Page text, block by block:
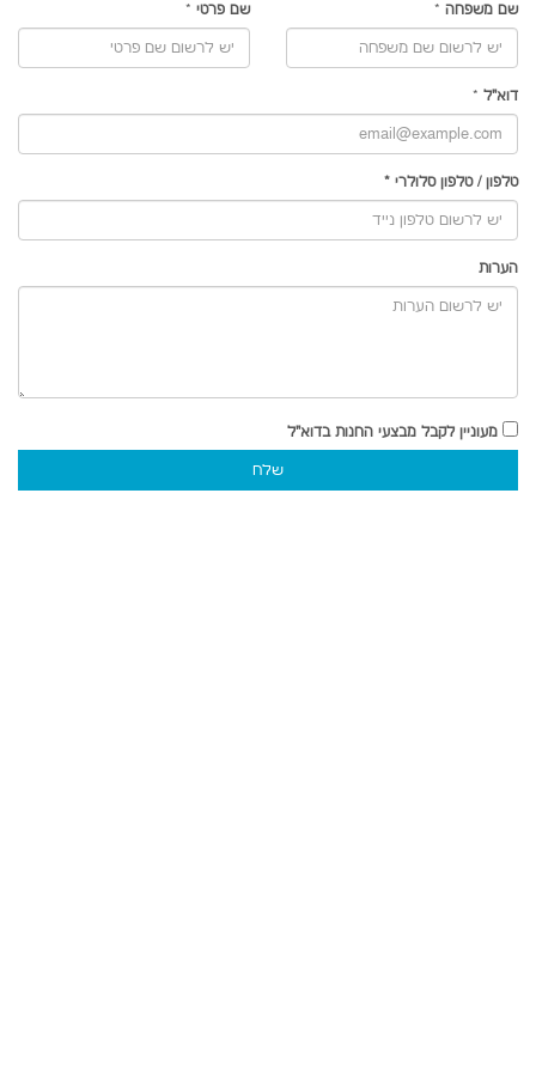
שם פרטי * שם משפחה *
דוא"ל *
טלפון /טלפון סלולרי *
הערות
מעוניין לקבל מבצעי החנות בדוא"ל